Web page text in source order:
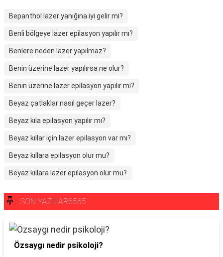
Bepanthol lazer yanığına iyi gelir mi?
Benli bölgeye lazer epilasyon yapılır mı?
Benlere neden lazer yapılmaz?
Benin üzerine lazer yapılırsa ne olur?
Benin üzerine lazer epilasyon yapılır mı?
Beyaz çatlaklar nasıl geçer lazer?
Beyaz kıla epilasyon yapılır mı?
Beyaz kıllar için lazer epilasyon var mı?
Beyaz kıllara epilasyon olur mu?
Beyaz kıllara lazer epilasyon olur mu?
SON YAZILAR6565
Özsaygı nedir psikoloji?